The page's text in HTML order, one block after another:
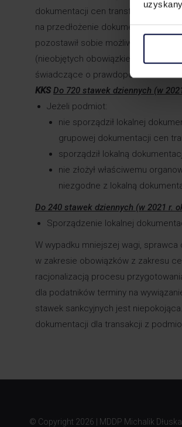
dokumentacji cen transferowych, w
na przedłożenie dokumentacji cen
pozostawił sobie możliwość
(nieobjętych obowiązkiem
świadczące o prawdopodobieństwie
KKS Do 720 stawek dziennych (w
Jeżeli podmiot:
nie sporządził lokalnej
grupowej dokumentacji cen
sporządził lokalną
nie złożył właściwemu
niezgodne z lokalną
Do 240 stawek dziennych (w 2021 r.
Sporządzenie lokalnej
W wypadku mniejszej wagi,
w zakresie obowiązków z zakresu
racjonalizacją procesu
dla podatników terminy na
stawek sankcyjnych jest
dokumentacji dla transakcji z
© Copyright 2026 | MDDP Michalik